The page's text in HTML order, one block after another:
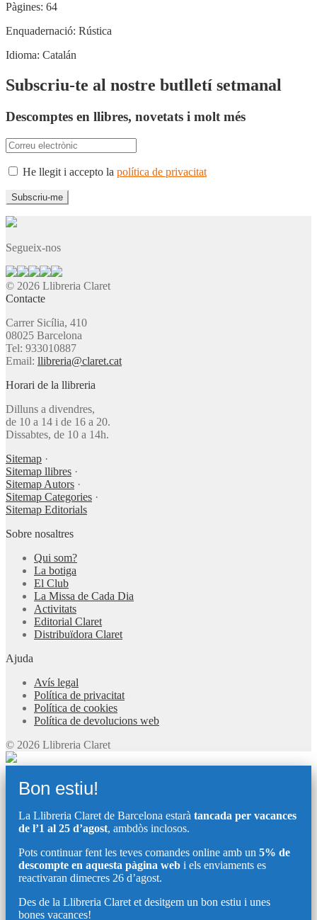
Pàgines: 64
Enquadernació: Rústica
Idioma: Catalán
Subscriu-te al nostre butlletí setmanal
Descomptes en llibres, novetats i molt més
He llegit i accepto la política de privacitat
Segueix-nos
© 2026 Llibreria Claret
Contacte
Carrer Sicília, 410
08025 Barcelona
Tel: 933010887
Email: llibreria@claret.cat
Horari de la llibreria
Dilluns a divendres,
de 10 a 14 i de 16 a 20.
Dissabtes, de 10 a 14h.
Sitemap ·
Sitemap llibres ·
Sitemap Autors ·
Sitemap Categories ·
Sitemap Editorials
Sobre nosaltres
Qui som?
La botiga
El Club
La Missa de Cada Dia
Activitats
Editorial Claret
Distribuïdora Claret
Ajuda
Avís legal
Política de privacitat
Política de cookies
Política de devolucions web
© 2026 Llibreria Claret
Bon estiu!
La Llibreria Claret de Barcelona estarà tancada per vacances
de l’1 al 25 d’agost, ambdòs inclosos.
Pots continuar fent les teves comandes online amb un 5% de
descompte en aquesta pàgina web i els enviaments es
reactivaran dimecres 26 d’agost.
Des de la Llibreria Claret et desitgem un bon estiu i unes
bones vacances!